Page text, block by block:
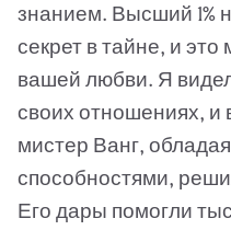
знанием. Высший 1%
секрет в тайне, и
вашей любви. Я
своих отношениях, и
мистер Ванг,
способностями,
Его дары помогли